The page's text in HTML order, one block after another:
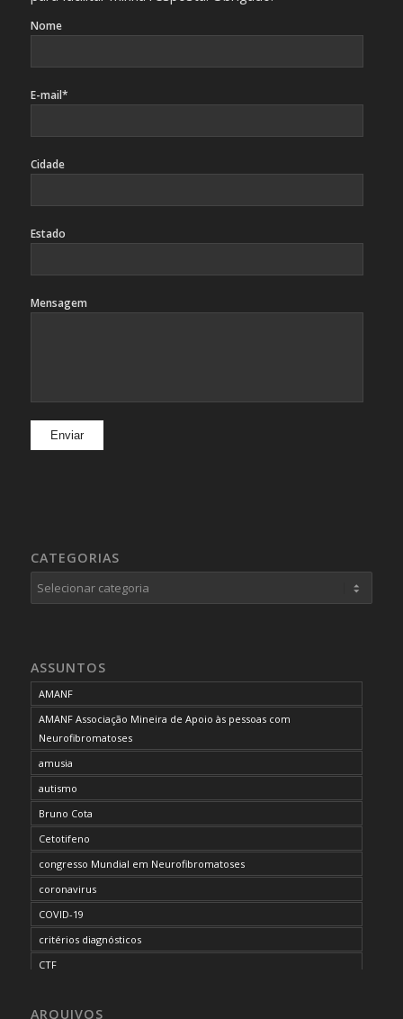
Nome
E-mail*
Cidade
Estado
Mensagem
CATEGORIAS
Categorias
ASSUNTOS
AMANF
AMANF Associação Mineira de Apoio às pessoas com
Neurofibromatoses
amusia
autismo
Bruno Cota
Cetotifeno
congresso Mundial em Neurofibromatoses
coronavirus
COVID-19
critérios diagnósticos
CTF
desordem do processamento auditivo
ARQUIVOS